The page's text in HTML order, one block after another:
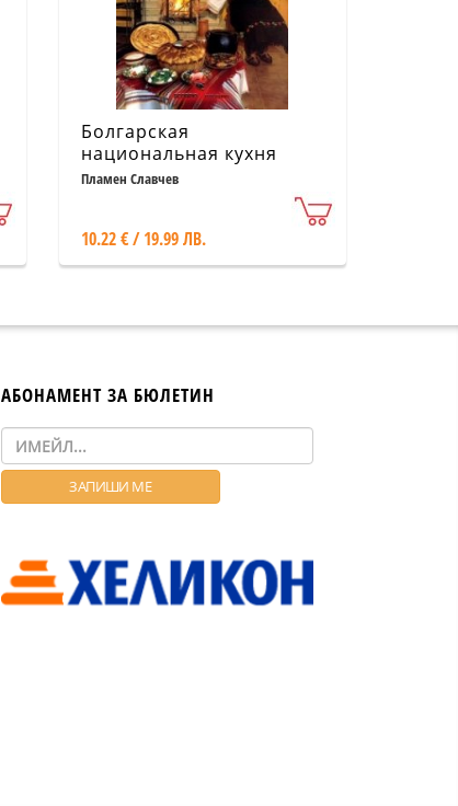
Болгарская
национальная кухня
Пламен Славчев
10.22 € / 19.99 ЛВ.
АБОНАМЕНТ ЗА БЮЛЕТИН